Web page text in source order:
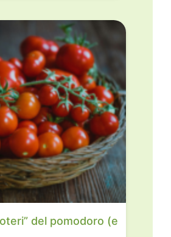
del pomodoro (e